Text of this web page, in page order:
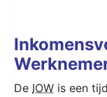
De IOW is een